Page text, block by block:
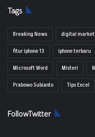
Tags
Breaking News digital
fitur iphone 13
iphone terbaru
Microsoft Word
Misteri
Prabowo Subianto
Tips Excel
FollowTwitter